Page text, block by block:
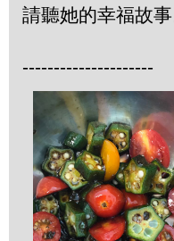
請聽她的幸福故事
---------------------